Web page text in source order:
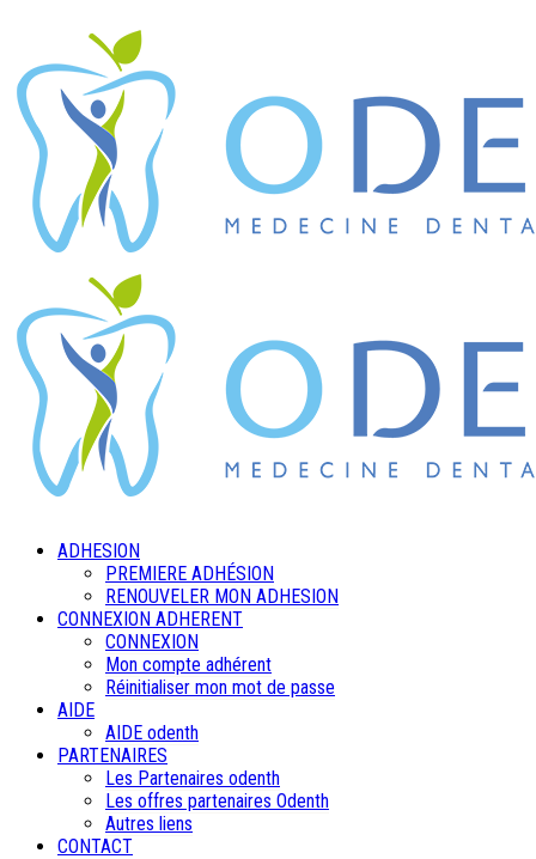
ADHESION
PREMIERE ADHÉSION
RENOUVELER MON ADHESION
CONNEXION ADHERENT
CONNEXION
Mon compte adhérent
Réinitialiser mon mot de passe
AIDE
AIDE odenth
PARTENAIRES
Les Partenaires odenth
Les offres partenaires Odenth
Autres liens
CONTACT